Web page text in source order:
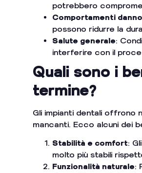
potrebbero
Comportamenti
possono ridurre la
Salute generale:
interferire con il
Quali sono i
termine?
Gli impianti dentali offrono
mancanti. Ecco alcuni dei
Stabilità e comfort:
molto più stabili
Funzionalità naturale: